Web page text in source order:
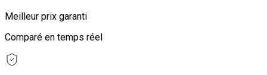
Meilleur prix garanti
Comparé en temps réel